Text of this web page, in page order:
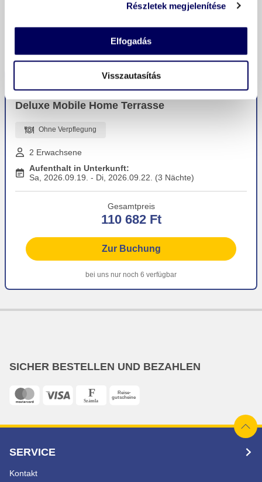
Részletek megjelenítése
Elfogadás
Visszautasítás
REISEANGEBOT AUSWÄHLEN
Deluxe Mobile Home Terrasse
Ohne Verpflegung
2 Erwachsene
Aufenthalt in Unterkunft:
Sa, 2026.09.19. - Di, 2026.09.22. (3 Nächte)
Gesamtpreis
110 682 Ft
Zur Buchung
bei uns nur noch 6 verfügbar
SICHER BESTELLEN UND BEZAHLEN
SERVICE
Kontakt